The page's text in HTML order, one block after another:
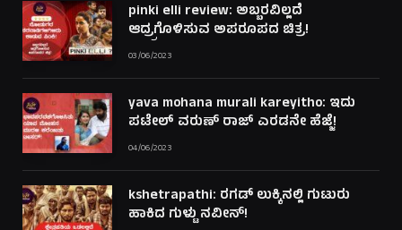
pinki elli review: ಅಬ್ಬರವಿಲ್ಲದೆ
ಆದ್ರ್ರಗೊಳಿಸುವ ಅಪರೂಪದ ಚಿತ್ರ!
03/06/2023
yava mohana murali kareyitho: ಇದು
ಪಟೇಲ್ ವರುಣ್ ರಾಜ್ ಎರಡನೇ ಹೆಜ್ಜೆ!
04/06/2023
kshetrapathi: ರಗಡ್ ಲುಕ್ಕಿನಲ್ಲಿ ಗುಟುರು
ಹಾಕಿದ ಗುಳ್ಟು ನವೀನ್!